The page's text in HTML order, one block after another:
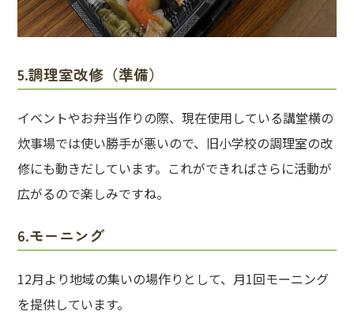
5.調理室改修（準備）
イベントやお弁当作りの際、現在使用している講堂横の
炊事場では使い勝手が悪いので、旧小学校の調理室の改
修にも動きだしています。これができればさらに活動が
広がるので楽しみですね。
6.モーニング
12月より地域の集いの場作りとして、月1回モーニング
を提供しています。